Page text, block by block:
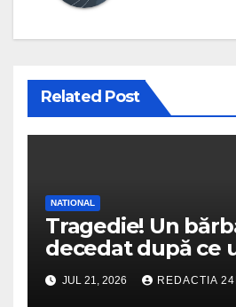
Related Post
NATIONAL
Tragedie! Un
decedat după ce
a căzut peste
se afla
JUL 21, 2026 REDACTIA